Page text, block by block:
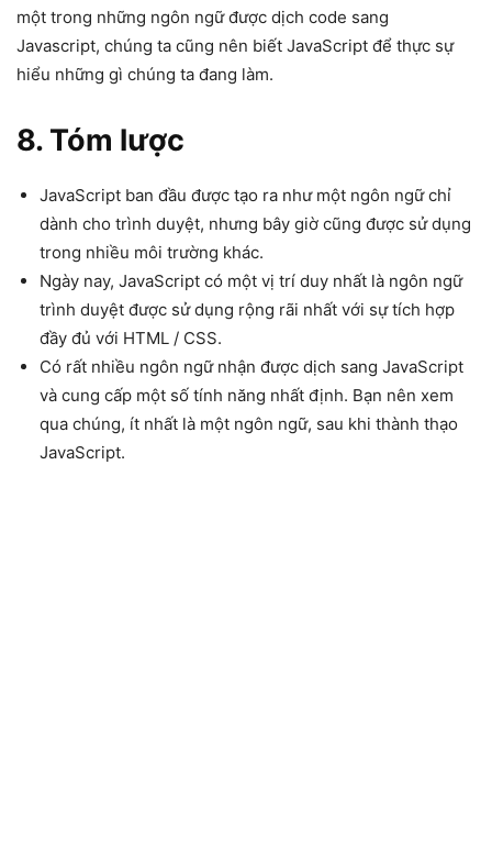
một trong những ngôn ngữ được dịch code sang
Javascript, chúng ta cũng nên biết JavaScript để thực sự
hiểu những gì chúng ta đang làm.
8. Tóm lược
JavaScript ban đầu được tạo ra như một ngôn ngữ chỉ
dành cho trình duyệt, nhưng bây giờ cũng được sử dụng
trong nhiều môi trường khác.
Ngày nay, JavaScript có một vị trí duy nhất là ngôn ngữ
trình duyệt được sử dụng rộng rãi nhất với sự tích hợp
đầy đủ với HTML / CSS.
Có rất nhiều ngôn ngữ nhận được dịch sang JavaScript
và cung cấp một số tính năng nhất định. Bạn nên xem
qua chúng, ít nhất là một ngôn ngữ, sau khi thành thạo
JavaScript.